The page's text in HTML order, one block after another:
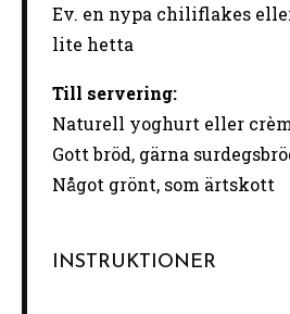
Ev. en nypa chiliflakes
lite hetta
Till servering:
Naturell yoghurt eller
Gott bröd, gärna
Något grönt, som ärtskott
INSTRUKTIONER